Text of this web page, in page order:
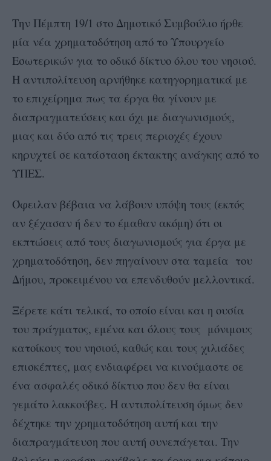
Την Πέμπτη 19/1 στο Δημοτικό Συμβούλιο ήρθε
μία νέα χρηματοδότηση από το Υπουργείο
Εσωτερικών για το οδικό δίκτυο όλου του νησιού.
Η αντιπολίτευση αρνήθηκε κατηγορηματικά με
το επιχείρημα πως τα έργα θα γίνουν με
διαπραγματεύσεις και όχι με διαγωνισμούς,
μιας και δύο από τις τρεις περιοχές έχουν
κηρυχτεί σε κατάσταση έκτακτης ανάγκης από το
ΥΠΕΣ.
Όφειλαν βέβαια να λάβουν υπόψη τους (εκτός
αν ξέχασαν ή δεν το έμαθαν ακόμη) ότι οι
εκπτώσεις από τους διαγωνισμούς για έργα με
χρηματοδότηση, δεν πηγαίνουν στα ταμεία του
Δήμου, προκειμένου να επενδυθούν μελλοντικά.
Ξέρετε κάτι τελικά, το οποίο είναι και η ουσία
του πράγματος, εμένα και όλους τους μόνιμους
κατοίκους του νησιού, καθώς και τους χιλιάδες
επισκέπτες, μας ενδιαφέρει να κινούμαστε σε
ένα ασφαλές οδικό δίκτυο που δεν θα είναι
γεμάτο λακκούβες. Η αντιπολίτευση όμως δεν
δέχτηκε την χρηματοδότηση αυτή και την
διαπραγμάτευση που αυτή συνεπάγεται. Την